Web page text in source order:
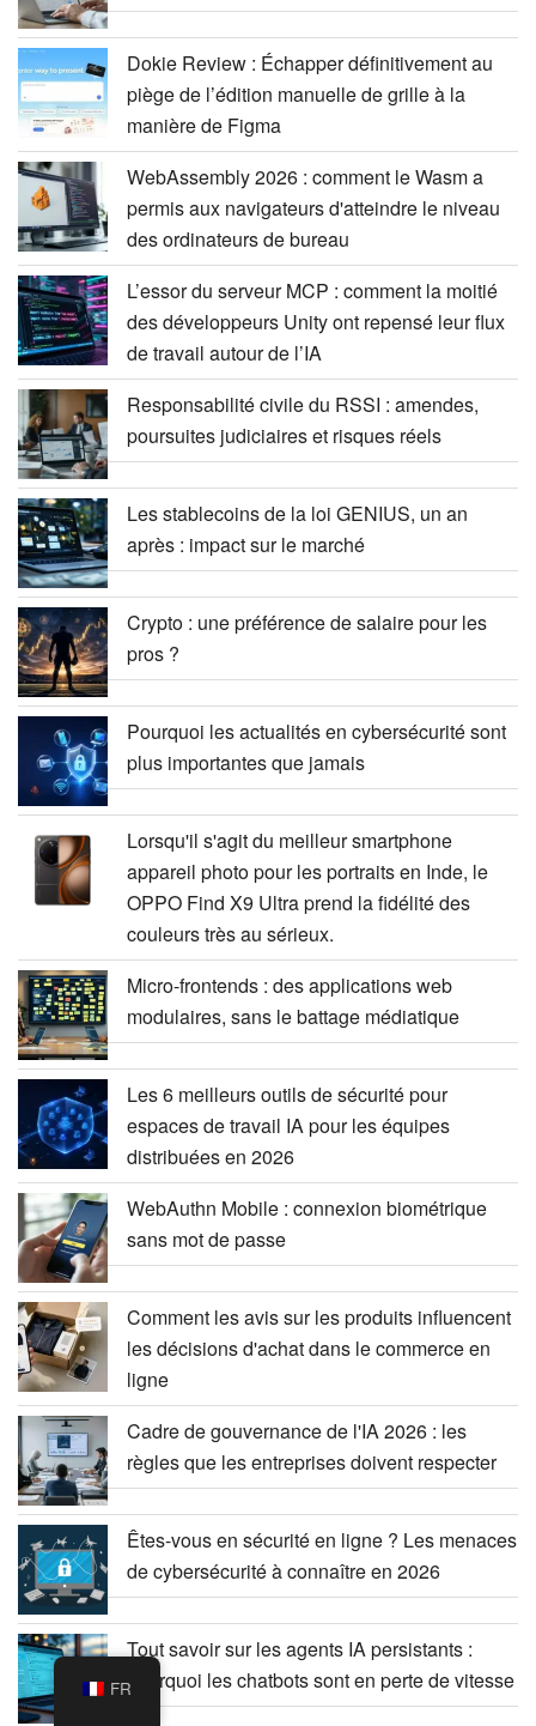
Dokie Review : Échapper définitivement au
piège de l’édition manuelle de grille à la
manière de Figma
WebAssembly 2026 : comment le Wasm a
permis aux navigateurs d'atteindre le niveau
des ordinateurs de bureau
L’essor du serveur MCP : comment la moitié
des développeurs Unity ont repensé leur flux
de travail autour de l’IA
Responsabilité civile du RSSI : amendes,
poursuites judiciaires et risques réels
Les stablecoins de la loi GENIUS, un an
après : impact sur le marché
Crypto : une préférence de salaire pour les
pros ?
Pourquoi les actualités en cybersécurité sont
plus importantes que jamais
Lorsqu'il s'agit du meilleur smartphone
appareil photo pour les portraits en Inde, le
OPPO Find X9 Ultra prend la fidélité des
couleurs très au sérieux.
Micro-frontends : des applications web
modulaires, sans le battage médiatique
Les 6 meilleurs outils de sécurité pour
espaces de travail IA pour les équipes
distribuées en 2026
WebAuthn Mobile : connexion biométrique
sans mot de passe
Comment les avis sur les produits influencent
les décisions d'achat dans le commerce en
ligne
Cadre de gouvernance de l'IA 2026 : les
règles que les entreprises doivent respecter
Êtes-vous en sécurité en ligne ? Les menaces
de cybersécurité à connaître en 2026
Tout savoir sur les agents IA persistants :
pourquoi les chatbots sont en perte de vitesse
FR